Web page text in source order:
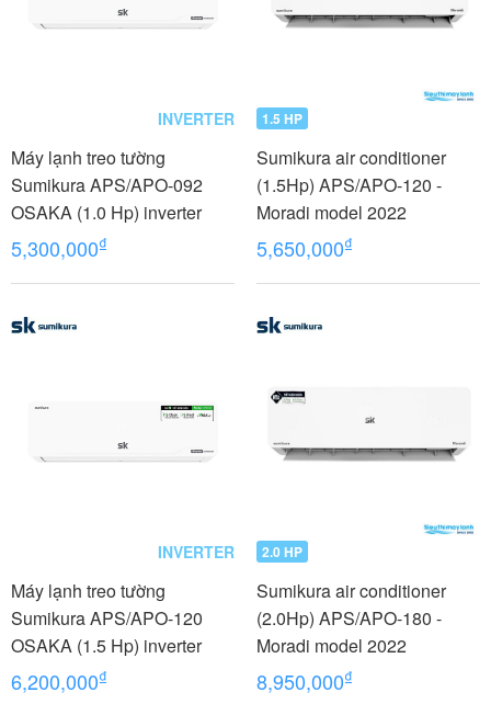
INVERTER
Máy lạnh treo tường
Sumikura APS/APO-092
OSAKA (1.0 Hp) inverter
5,300,000₫
1.5 HP
Sumikura air conditioner
(1.5Hp) APS/APO-120 -
Moradi model 2022
5,650,000₫
INVERTER
Máy lạnh treo tường
Sumikura APS/APO-120
OSAKA (1.5 Hp) inverter
6,200,000₫
2.0 HP
Sumikura air conditioner
(2.0Hp) APS/APO-180 -
Moradi model 2022
8,950,000₫